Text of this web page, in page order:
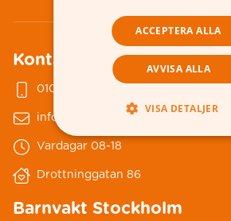
Kontakta oss
010-178 79 00
info@nannybytellus.se
Vardagar 08-18
Drottninggatan 86
Barnvakt Stockholm
ACCEPTERA ALLA
AVVISA ALLA
VISA DETALJER